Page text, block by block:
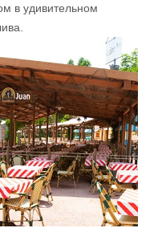
в удивительном